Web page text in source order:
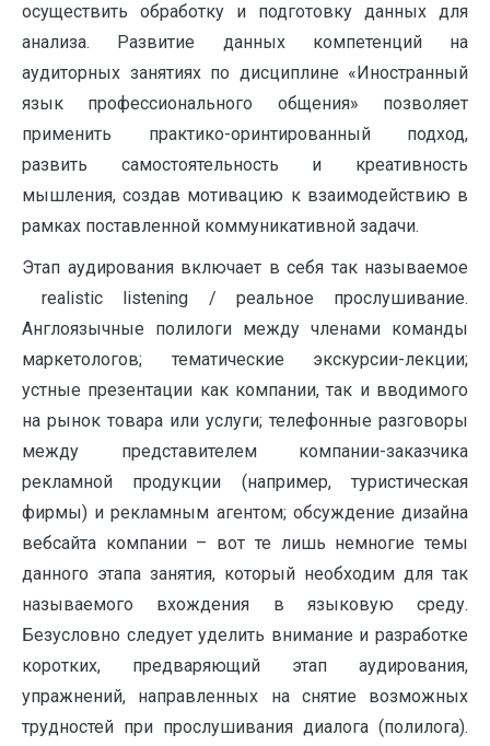
осуществить обработку и подготовку данных для
анализа. Развитие данных компетенций на
аудиторных занятиях по дисциплине «Иностранный
язык профессионального общения» позволяет
применить практико-оринтированный подход,
развить самостоятельность и креативность
мышления, создав мотивацию к взаимодействию в
рамках поставленной коммуникативной задачи.
Этап аудирования включает в себя так называемое
realistic listening / реальное прослушивание.
Англоязычные полилоги между членами команды
маркетологов; тематические экскурсии-лекции;
устные презентации как компании, так и вводимого
на рынок товара или услуги; телефонные разговоры
между представителем компании-заказчика
рекламной продукции (например, туристическая
фирмы) и рекламным агентом; обсуждение дизайна
вебсайта компании – вот те лишь немногие темы
данного этапа занятия, который необходим для так
называемого вхождения в языковую среду.
Безусловно следует уделить внимание и разработке
коротких, предваряющий этап аудирования,
упражнений, направленных на снятие возможных
трудностей при прослушивания диалога (полилога).